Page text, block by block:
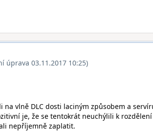
úprava 03.11.2017 10:25)
na vlně DLC dosti laciným způsobem a
je, že se tentokrát neuchýlili k rozdělení
nepříjemně zaplatit.